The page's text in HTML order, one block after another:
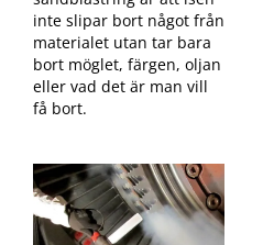
inte slipar bort något från
materialet utan tar bara
bort möglet, färgen, oljan
eller vad det är man vill
få bort.